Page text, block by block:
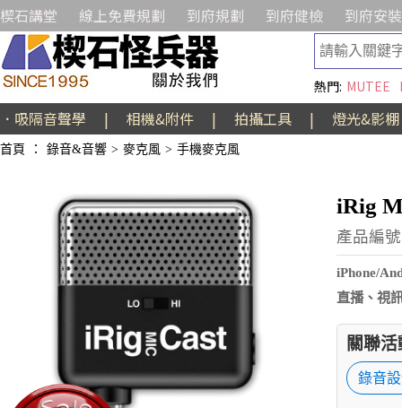
楔石講堂 線上免費規劃 到府規劃 到府健檢 到府安裝
熱門: MUTEE
．吸隔音聲學 | 相機&附件 | 拍攝工具 | 燈光&影棚
首頁 ： 錄音&音響 > 麥克風 > 手機麥克風
iRig
產品編
iPhone/
直播、視
關聯
錄音